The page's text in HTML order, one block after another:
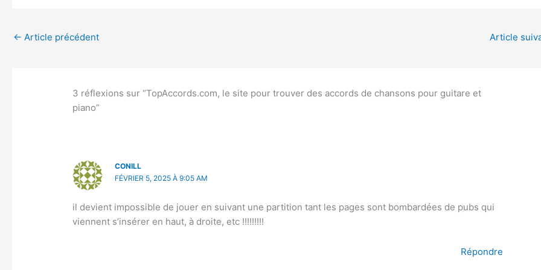
← Article précédent Article
3 réflexions sur “TopAccords.com, le site pour trouver des accords de chansons pour guitare et
piano”
CONILL
FÉVRIER 5, 2025 À 9:05 AM
il devient impossible de jouer en suivant une partition tant les pages sont bombardées de pubs qui
viennent s’insérer en haut, à droite, etc !!!!!!!!!
Répondre